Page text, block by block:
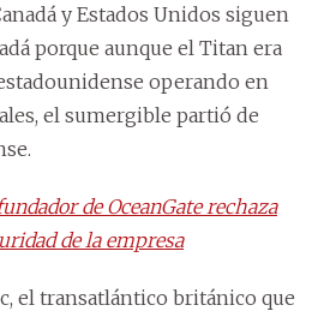
y Estados Unidos siguen
porque aunque el Titan era
operando en
el sumergible partió de
de OceanGate rechaza
de la empresa
el transatlántico británico que